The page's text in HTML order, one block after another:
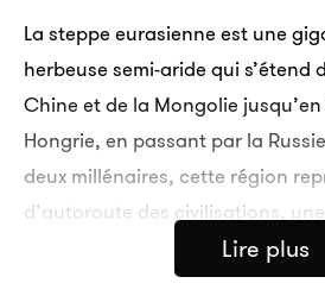
La steppe eurasienne est une
herbeuse semi-aride qui s’étend
Chine et de la Mongolie
Hongrie, en passant par la
deux millénaires, cette région
d’autoroute des civilisations,
ouverte empruntée par la marche
l’instar des prairies américaines,
Lire plus